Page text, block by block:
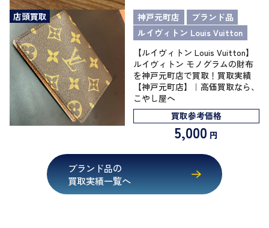
店頭買取 神戸元町店
ブランド品
ルイヴィトン Louis Vuitton
【ルイヴィトン Louis Vuitton】
ルイヴィトン モノグラムの財布
を神戸元町店で買取！買取実績
【神戸元町店】｜高価買取なら、
こやし屋へ
買取参考価格
5,000 円
ブランド品の
買取実績一覧へ